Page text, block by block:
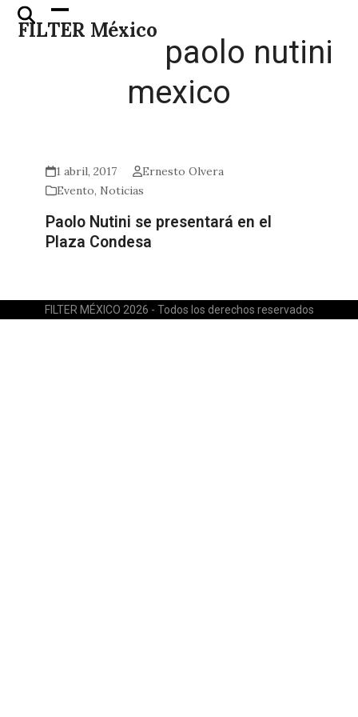
Skip
FILTER México
Open
mobile
Close
mobile
paolo nutini
mexico
1 abril, 2017
Ernesto Olvera
Evento, Noticias
Paolo Nutini se presentará en el
Plaza Condesa
FILTER MÉXICO 2026 - Todos los derechos reservados